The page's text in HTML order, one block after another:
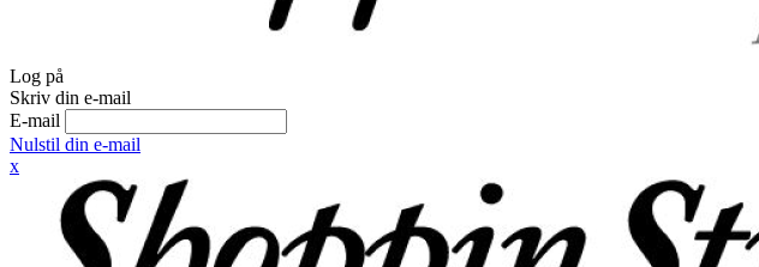
Log på
Skriv din e-mail
E-mail
Nulstil din e-mail
x